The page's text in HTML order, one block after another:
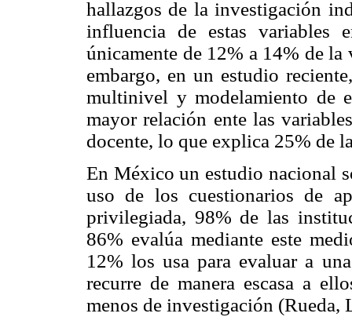
hallazgos de la investigación
influencia de estas variables
únicamente de 12% a 14% de
embargo, en un estudio
multinivel y modelamiento de
mayor relación ente las
docente, lo que explica 25% de
En México un estudio nacional
uso de los cuestionarios de
privilegiada, 98% de las
86% evalúa mediante este
12% los usa para evaluar a
recurre de manera escasa a
menos de investigación (Rueda,